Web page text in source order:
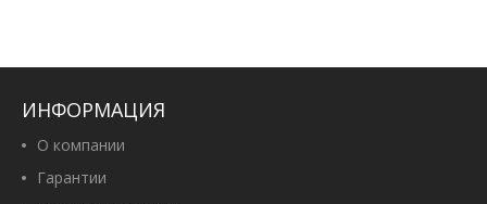
ИНФОРМАЦИЯ
О компании
Гарантии